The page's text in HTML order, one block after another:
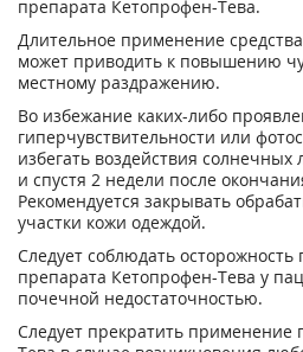
препарата Кетопрофен-Тева.
Длительное применение
может приводить к повышению
местному раздражению.
Во избежание каких-либо
гиперчувствительности или
избегать воздействия
и спустя 2 недели после
Рекомендуется закрывать
участки кожи одеждой.
Следует соблюдать
препарата Кетопрофен-Тева у
почечной недостаточностью.
Следует прекратить применение